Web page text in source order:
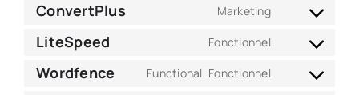
service
wordpress
ConvertPlus Marketing
Consent
service
convertplus
LiteSpeed Fonctionnel
Consent
service
Wordfence Functional, Fonctionnel
Consent